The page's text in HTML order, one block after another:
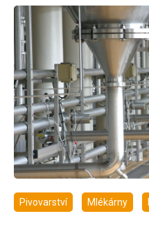
Pivovarství Mlékárny